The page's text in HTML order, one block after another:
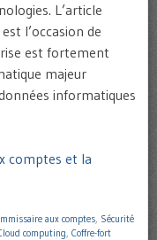
L’article
l’occasion de
est fortement
majeur
informatiques
comptes et la
aux comptes, Sécurité
computing, Coffre-fort